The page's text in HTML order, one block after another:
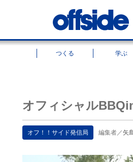
つくる 学ぶ
オフィシャル
オフ！！サイド発信局 編集者／ 矢